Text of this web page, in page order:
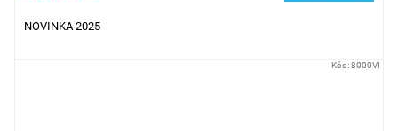
NOVINKA 2025
Kód:8000VI